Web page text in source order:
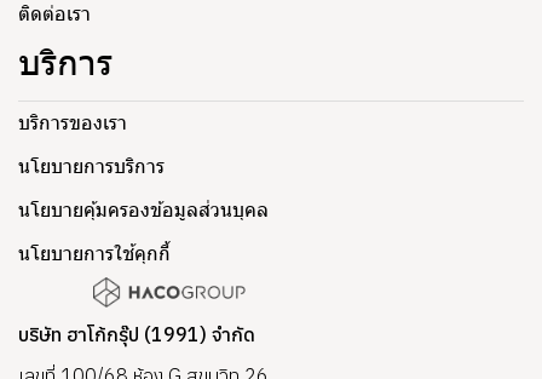
ติดต่อเรา
บริการ
บริการของเรา
นโยบายการบริการ
นโยบายคุ้มครองข้อมูลส่วนบุคล
นโยบายการใช้คุกกี้
บริษัท ฮาโก้กรุ๊ป (1991) จำกัด